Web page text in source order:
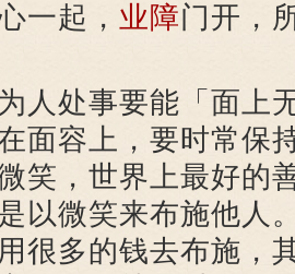
一起， 业障门开，
处事要能「面上
面容上，要时常保
笑，世界上最好的
以微笑来布施他人
很多的钱去布施，